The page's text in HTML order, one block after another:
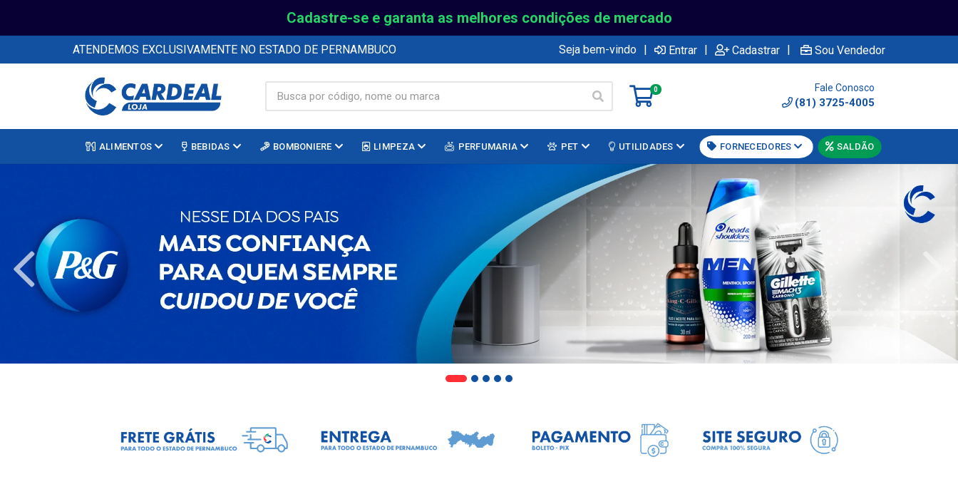
Cadastre-se e garanta as melhores condições de mercado
ATENDEMOS EXCLUSIVAMENTE NO ESTADO DE PERNAMBUCO Seja bem-vindo | Entrar | Cadastrar | Sou Vendedor
0 Fale Conosco
(81) 3725-4005
ALIMENTOS BEBIDAS BOMBONIERE LIMPEZA PERFUMARIA PET UTILIDADES FORNECEDORES SALDÃO